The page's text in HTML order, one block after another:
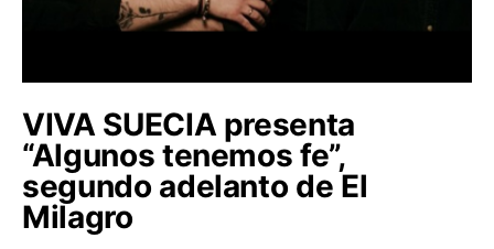
VIVA SUECIA presenta
“Algunos tenemos fe”,
segundo adelanto de El
Milagro